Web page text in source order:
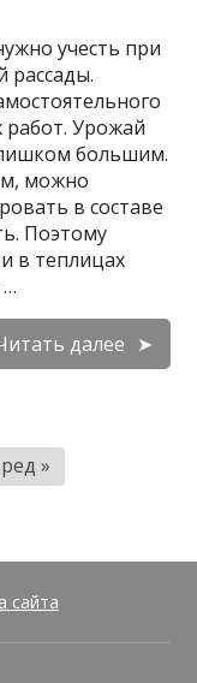
учесть при
рассады.
работ. Урожай
большим.
можно
в составе
Поэтому
в теплицах
…
далее
»
сайта